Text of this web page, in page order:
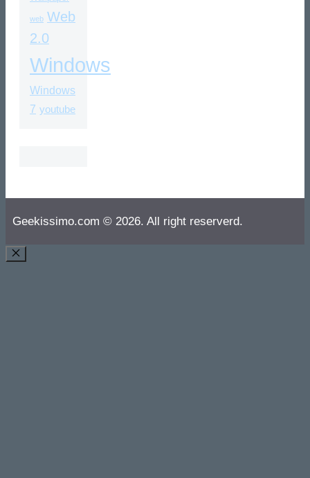
web Web
2.0
Windows
Windows
7 youtube
Geekissimo.com © 2026. All right reserverd.
CHIUDI